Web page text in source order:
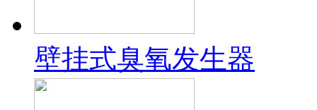
壁挂式臭氧发生器